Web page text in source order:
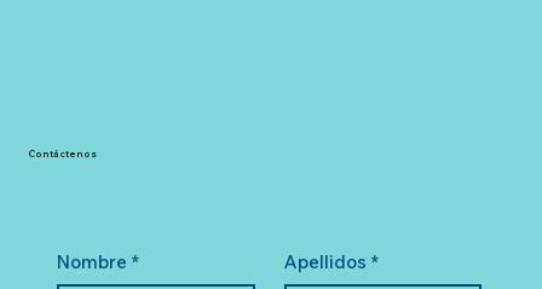
Nombre * Apellidos *
Contáctenos